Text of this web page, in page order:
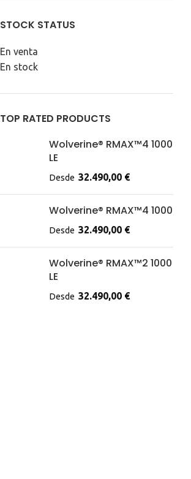
STOCK STATUS
En venta
En stock
TOP RATED PRODUCTS
Wolverine® RMAX™4 1000
LE
Desde 32.490,00 €
Wolverine® RMAX™4 1000
Desde 32.490,00 €
Wolverine® RMAX™2 1000
LE
Desde 32.490,00 €